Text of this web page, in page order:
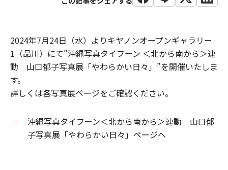
2024年7月24日（水）よりキヤノンオープンギャラリー
1（品川）にて”沖縄写真タイフーン ＜北から南から＞連
動 山口郁子写真展「やわらかい日々」”を開催いたしま
す。
詳しくは各写真展ページをご確認ください。
沖縄写真タイフーン＜北から南から＞連動 山口郁
子写真展「やわらかい日々」ページへ